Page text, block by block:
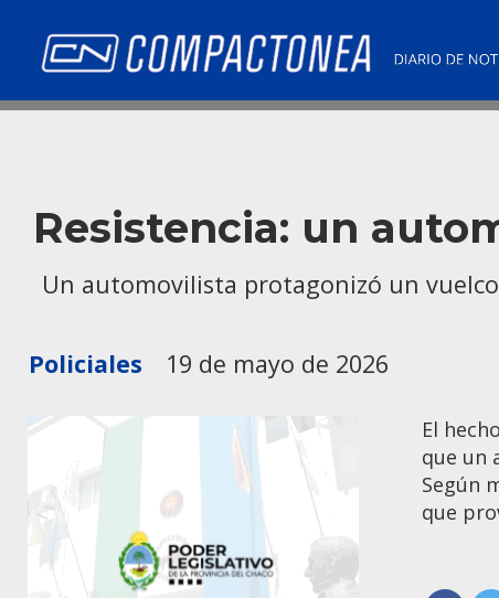
Resistencia: un
Un automovilista protagonizó un
Policiales
19 de mayo de 2026
El
que un
Según
que